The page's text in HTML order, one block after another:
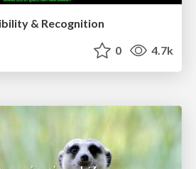
& Recognition
0 4.7k